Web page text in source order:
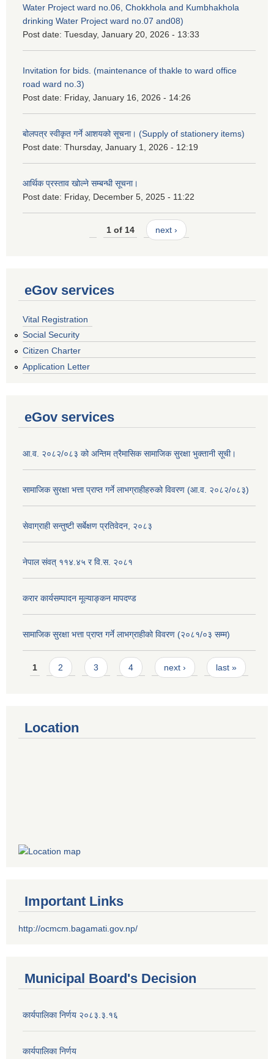
Water Project ward no.06, Chokkhola and Kumbhakhola
drinking Water Project ward no.07 and08)
Post date: Tuesday, January 20, 2026 - 13:33
Invitation for bids. (maintenance of thakle to ward office
road ward no.3)
Post date: Friday, January 16, 2026 - 14:26
बोलपत्र स्वीकृत गर्ने आशयको सूचना। (Supply of stationery items)
Post date: Thursday, January 1, 2026 - 12:19
आर्थिक प्रस्ताव खोल्ने सम्बन्धी सूचना।
Post date: Friday, December 5, 2025 - 11:22
1 of 14 next ›
eGov services
Vital Registration
Social Security
Citizen Charter
Application Letter
eGov services
आ.व. २०८२/०८३ को अन्तिम त्रैमासिक सामाजिक सुरक्षा भुक्तानी सूची।
सामाजिक सुरक्षा भत्ता प्राप्त गर्ने लाभग्राहीहरुको विवरण (आ.व. २०८२/०८३)
सेवाग्राही सन्तुष्टी सर्बेक्षण प्रतिवेदन, २०८३
नेपाल संवत् ११४.४५ र वि.स. २०८१
करार कार्यसम्पादन मूल्याङ्कन मापदण्ड
सामाजिक सुरक्षा भत्ता प्राप्त गर्ने लाभग्राहीको विवरण (२०८१/०३ सम्म)
Pages
1 2 3 4 next › last »
Location
Important Links
http://ocmcm.bagamati.gov.np/
Municipal Board's Decision
कार्यपालिका निर्णय २०८३.३.१६
कार्यपालिका निर्णय